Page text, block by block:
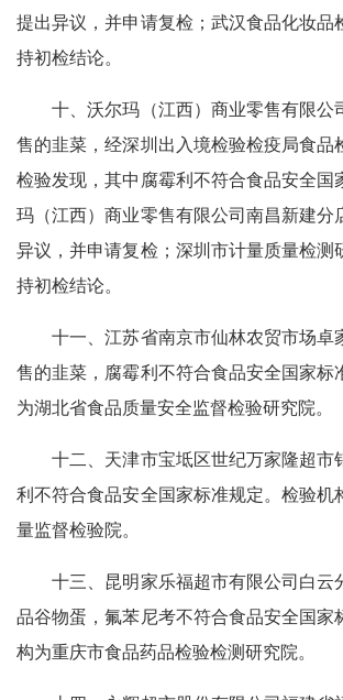
提出异议，并申请复检；武汉食品化妆品
持初检结论。
十、沃尔玛（江西）商业零售有限公
售的韭菜，经深圳出入境检验检疫局食品
检验发现，其中腐霉利不符合食品安全国
玛（江西）商业零售有限公司南昌新建分
异议，并申请复检；深圳市计量质量检测
持初检结论。
十一、江苏省南京市仙林农贸市场卓
售的韭菜，腐霉利不符合食品安全国家标
为湖北省食品质量安全监督检验研究院。
十二、天津市宝坻区世纪万家隆超市
利不符合食品安全国家标准规定。检验机
量监督检验院。
十三、昆明家乐福超市有限公司白云
品谷物蛋，氟苯尼考不符合食品安全国家
构为重庆市食品药品检验检测研究院。